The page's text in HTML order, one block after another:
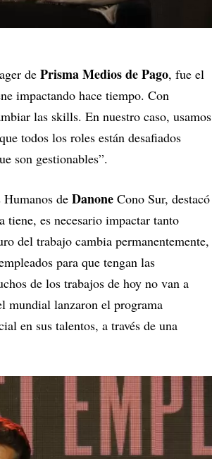
de Prisma Medios de Pago, fue el
impactando hace tiempo. Con
las skills. En nuestro caso, usamos
todos los roles están desafiados
son gestionables”.
de Danone Cono Sur, destacó
tiene, es necesario impactar tanto
del trabajo cambia permanentemente,
para que tengan las
de los trabajos de hoy no van a
mundial lanzaron el programa
en sus talentos, a través de una